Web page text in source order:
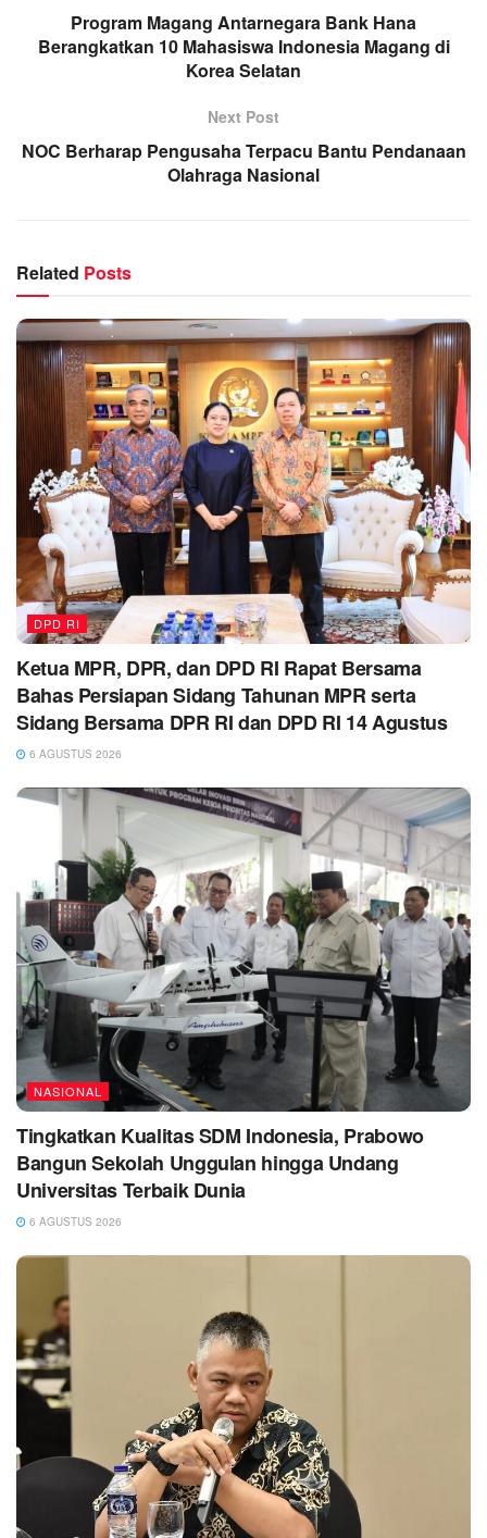
Program Magang Antarnegara Bank Hana
Berangkatkan 10 Mahasiswa Indonesia Magang di
Korea Selatan
Next Post
NOC Berharap Pengusaha Terpacu Bantu Pendanaan
Olahraga Nasional
Related Posts
DPD RI
Ketua MPR, DPR, dan DPD RI Rapat Bersama
Bahas Persiapan Sidang Tahunan MPR serta
Sidang Bersama DPR RI dan DPD RI 14 Agustus
6 AGUSTUS 2026
NASIONAL
Tingkatkan Kualitas SDM Indonesia, Prabowo
Bangun Sekolah Unggulan hingga Undang
Universitas Terbaik Dunia
6 AGUSTUS 2026